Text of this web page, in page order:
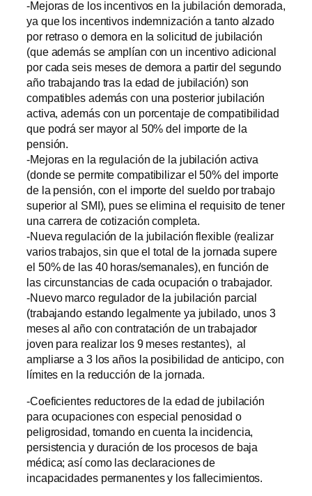
-Mejoras de los incentivos en la jubilación demorada,
ya que los incentivos indemnización a tanto alzado
por retraso o demora en la solicitud de jubilación
(que además se amplían con un incentivo adicional
por cada seis meses de demora a partir del segundo
año trabajando tras la edad de jubilación) son
compatibles además con una posterior jubilación
activa, además con un porcentaje de compatibilidad
que podrá ser mayor al 50% del importe de la
pensión.
-Mejoras en la regulación de la jubilación activa
(donde se permite compatibilizar el 50% del importe
de la pensión, con el importe del sueldo por trabajo
superior al SMI), pues se elimina el requisito de tener
una carrera de cotización completa.
-Nueva regulación de la jubilación flexible (realizar
varios trabajos, sin que el total de la jornada supere
el 50% de las 40 horas/semanales), en función de
las circunstancias de cada ocupación o trabajador.
-Nuevo marco regulador de la jubilación parcial
(trabajando estando legalmente ya jubilado, unos 3
meses al año con contratación de un trabajador
joven para realizar los 9 meses restantes), al
ampliarse a 3 los años la posibilidad de anticipo, con
límites en la reducción de la jornada.
-Coeficientes reductores de la edad de jubilación
para ocupaciones con especial penosidad o
peligrosidad, tomando en cuenta la incidencia,
persistencia y duración de los procesos de baja
médica; así como las declaraciones de
incapacidades permanentes y los fallecimientos.